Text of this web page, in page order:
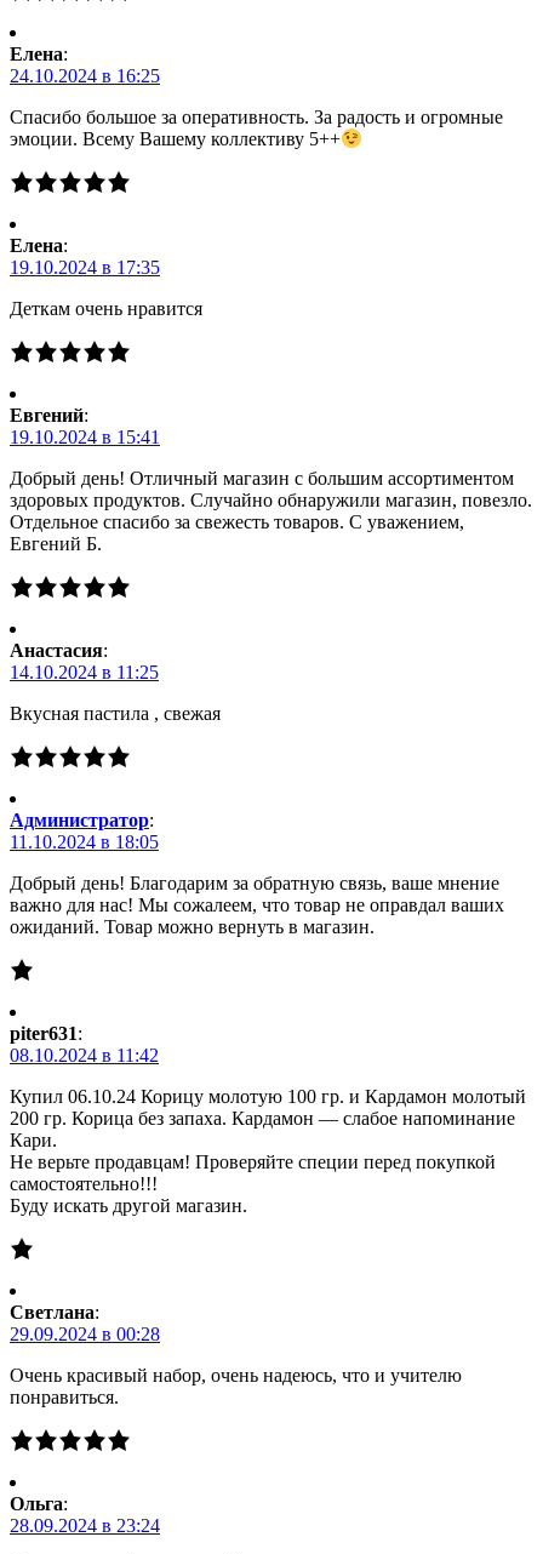
Елена:
24.10.2024 в 16:25
Спасибо большое за оперативность. За радость и огромные
эмоции. Всему Вашему коллективу 5++
Елена:
19.10.2024 в 17:35
Деткам очень нравится
Евгений:
19.10.2024 в 15:41
Добрый день! Отличный магазин с большим ассортиментом
здоровых продуктов. Случайно обнаружили магазин, повезло.
Отдельное спасибо за свежесть товаров. С уважением,
Евгений Б.
Анастасия:
14.10.2024 в 11:25
Вкусная пастила , свежая
Администратор:
11.10.2024 в 18:05
Добрый день! Благодарим за обратную связь, ваше мнение
важно для нас! Мы сожалеем, что товар не оправдал ваших
ожиданий. Товар можно вернуть в магазин.
piter631:
08.10.2024 в 11:42
Купил 06.10.24 Корицу молотую 100 гр. и Кардамон молотый
200 гр. Корица без запаха. Кардамон — слабое напоминание
Кари.
Не верьте продавцам! Проверяйте специи перед покупкой
самостоятельно!!!
Буду искать другой магазин.
Светлана:
29.09.2024 в 00:28
Очень красивый набор, очень надеюсь, что и учителю
понравиться.
Ольга:
28.09.2024 в 23:24